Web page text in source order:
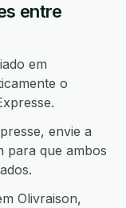
entre
em
o
envie a
para que ambos
Olivraison,